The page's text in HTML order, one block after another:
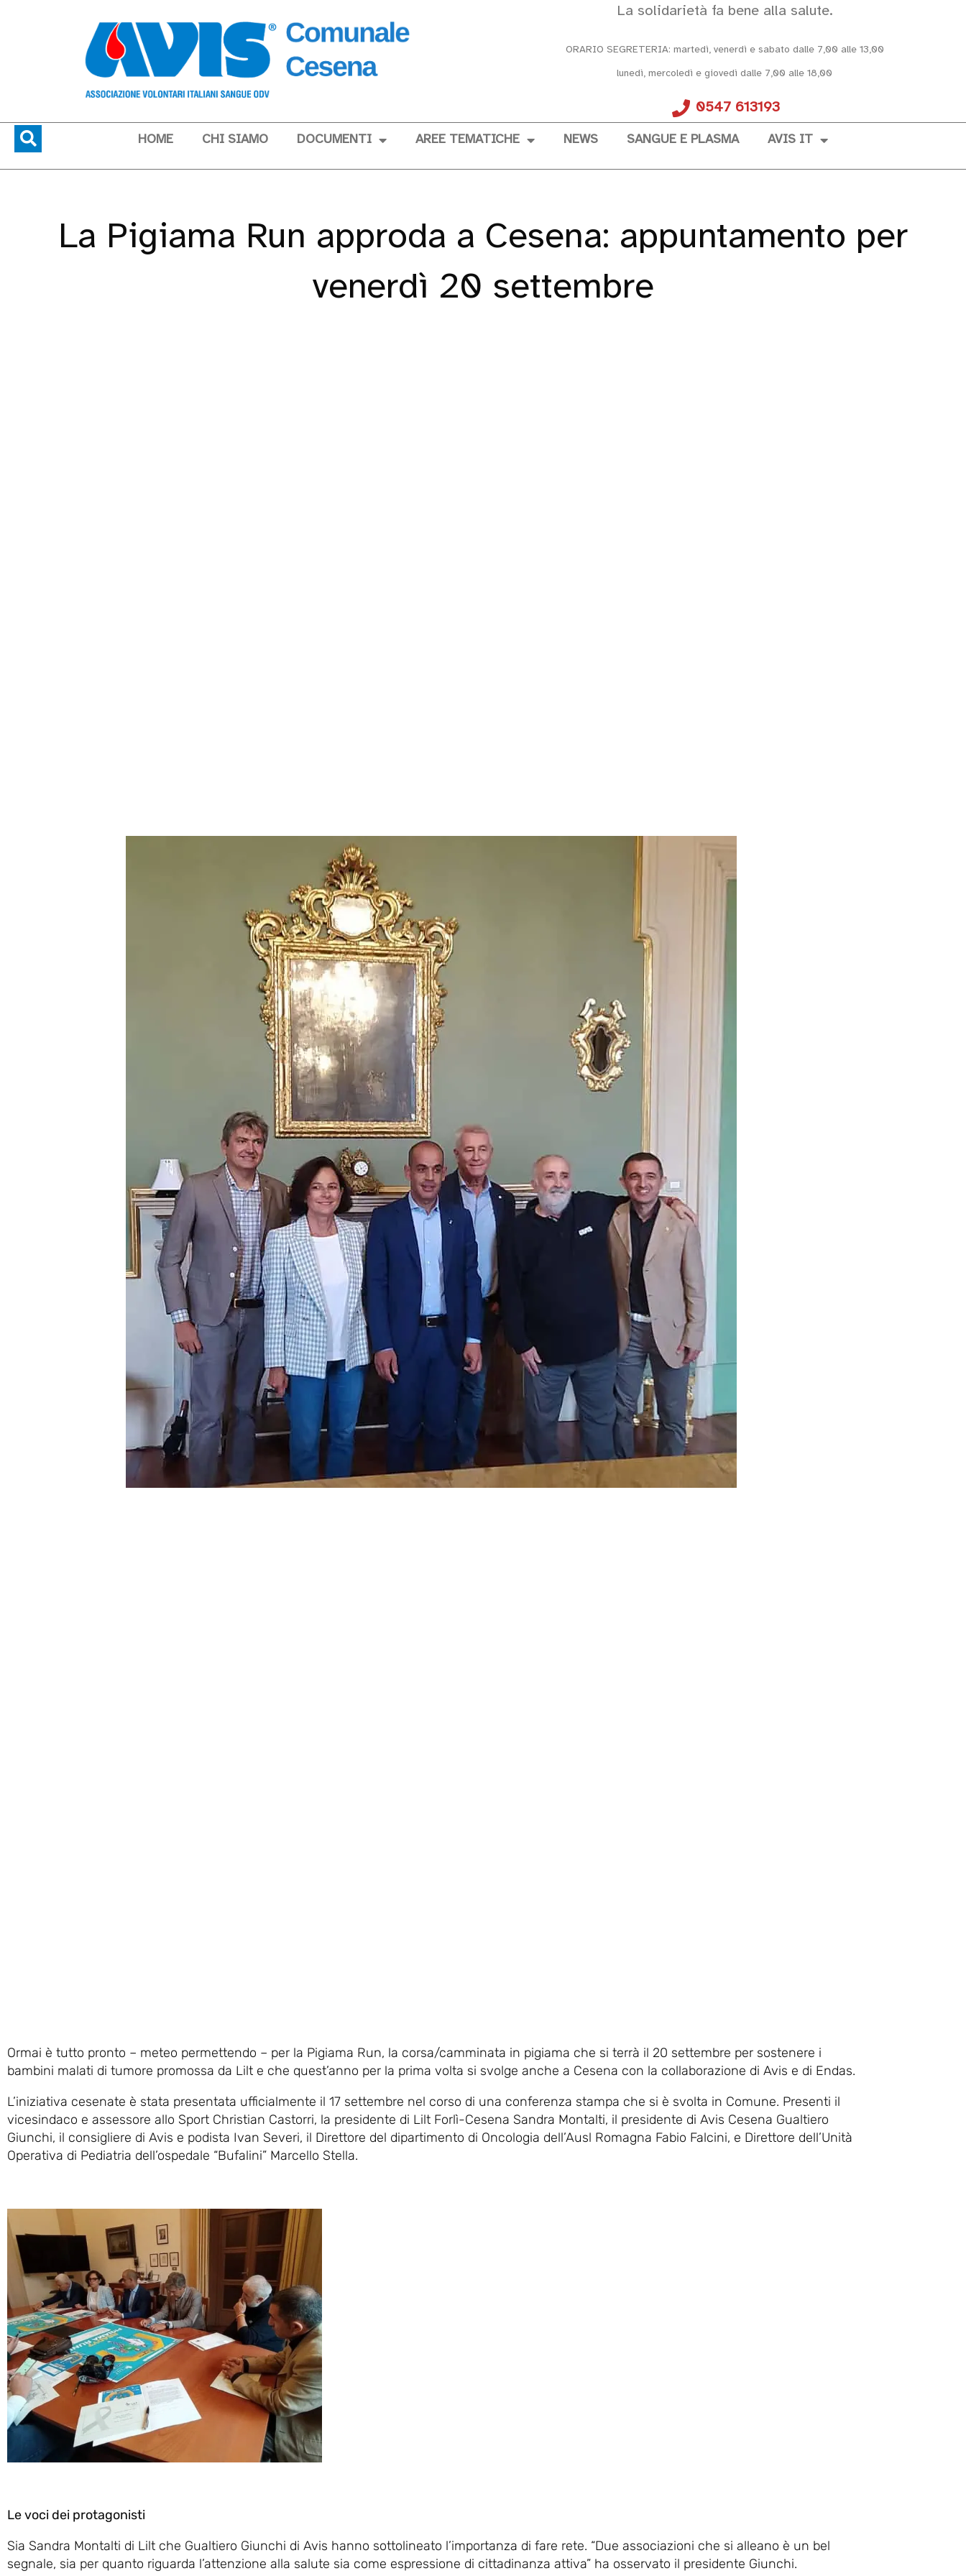
La solidarietà fa bene alla salute.
ORARIO SEGRETERIA: martedì, venerdì e sabato dalle 7,00 alle 13,00
lunedì, mercoledì e giovedì dalle 7,00 alle 18,00
0547 613193
HOME CHI SIAMO DOCUMENTI AREE TEMATICHE NEWS SANGUE E PLASMA AVIS IT
La Pigiama Run approda a Cesena: appuntamento per
venerdì 20 settembre
Ormai è tutto pronto – meteo permettendo – per la Pigiama Run, la corsa/camminata in pigiama che si terrà il 20 settembre per sostenere i
bambini malati di tumore promossa da Lilt e che quest’anno per la prima volta si svolge anche a Cesena con la collaborazione di Avis e di Endas.
L’iniziativa cesenate è stata presentata ufficialmente il 17 settembre nel corso di una conferenza stampa che si è svolta in Comune. Presenti il
vicesindaco e assessore allo Sport Christian Castorri, la presidente di Lilt Forlì-Cesena Sandra Montalti, il presidente di Avis Cesena Gualtiero
Giunchi, il consigliere di Avis e podista Ivan Severi, il Direttore del dipartimento di Oncologia dell’Ausl Romagna Fabio Falcini, e Direttore dell’Unità
Operativa di Pediatria dell’ospedale “Bufalini” Marcello Stella.
Le voci dei protagonisti
Sia Sandra Montalti di Lilt che Gualtiero Giunchi di Avis hanno sottolineato l’importanza di fare rete. “Due associazioni che si alleano è un bel
segnale, sia per quanto riguarda l’attenzione alla salute sia come espressione di cittadinanza attiva” ha osservato il presidente Giunchi.